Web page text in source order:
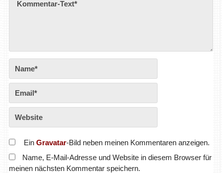
Ein Gravatar-Bild neben meinen Kommentaren anzeigen.
Name, E-Mail-Adresse und Website in diesem Browser für
meinen nächsten Kommentar speichern.